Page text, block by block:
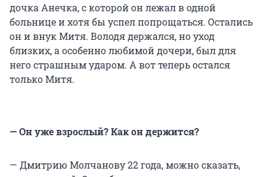
дочка Анечка, с которой он лежал в одной
больнице и хотя бы успел попрощаться. Остались
он и внук Митя. Володя держался, но уход
близких, а особенно любимой дочери, был для
него страшным ударом. А вот теперь остался
только Митя.
— Он уже взрослый? Как он держится?
— Дмитрию Молчанову 22 года, можно сказать,